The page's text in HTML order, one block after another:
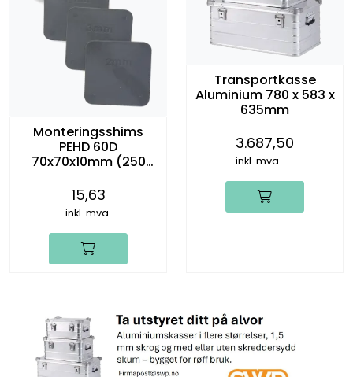
Monteringsshims
PEHD 60D
70x70x10mm (250
15,63
inkl. mva.
Transportkasse
Aluminium 780 x 583 x
635mm
3.687,50
inkl. mva.